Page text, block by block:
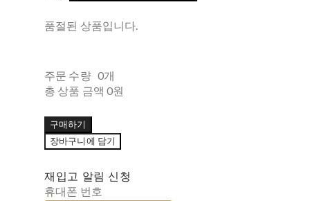
품절된 상품입니다.
주문 수량 0개
총 상품 금액 0원
구매하기
장바구니에 담기
재입고 알림 신청
휴대폰 번호